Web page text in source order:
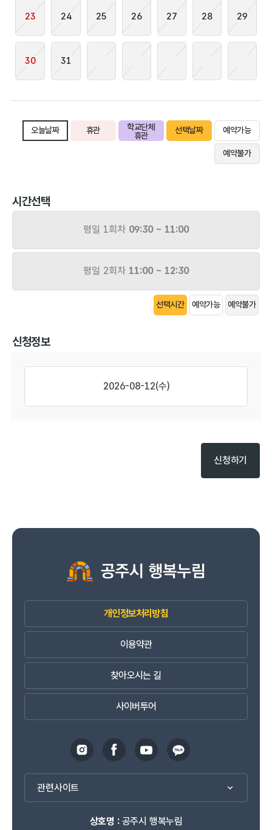
23 24 25 26 27 28 29
30 31
오늘날짜 휴관
학교단체
휴관
선택날짜 예약가능
예약불가
시간선택
평일 1회차 09:30 ~ 11:00
평일 2회차 11:00 ~ 12:30
선택시간 예약가능 예약불가
신청정보
2026-08-12(수)
신청하기
개인정보처리방침
이용약관
찾아오시는 길
사이버투어
관련사이트
상호명 :공주시 행복누림